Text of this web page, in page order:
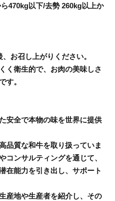
470kg以下/去勢 260kg以上か
お召し上がりください。
く衛生的で、お肉の美味しさ
す。
安全で本物の味を世界に提供
品質な和牛を取り扱っていま
コンサルティングを通じて、
在能力を引き出し、サポート
産地や生産者を紹介し、その